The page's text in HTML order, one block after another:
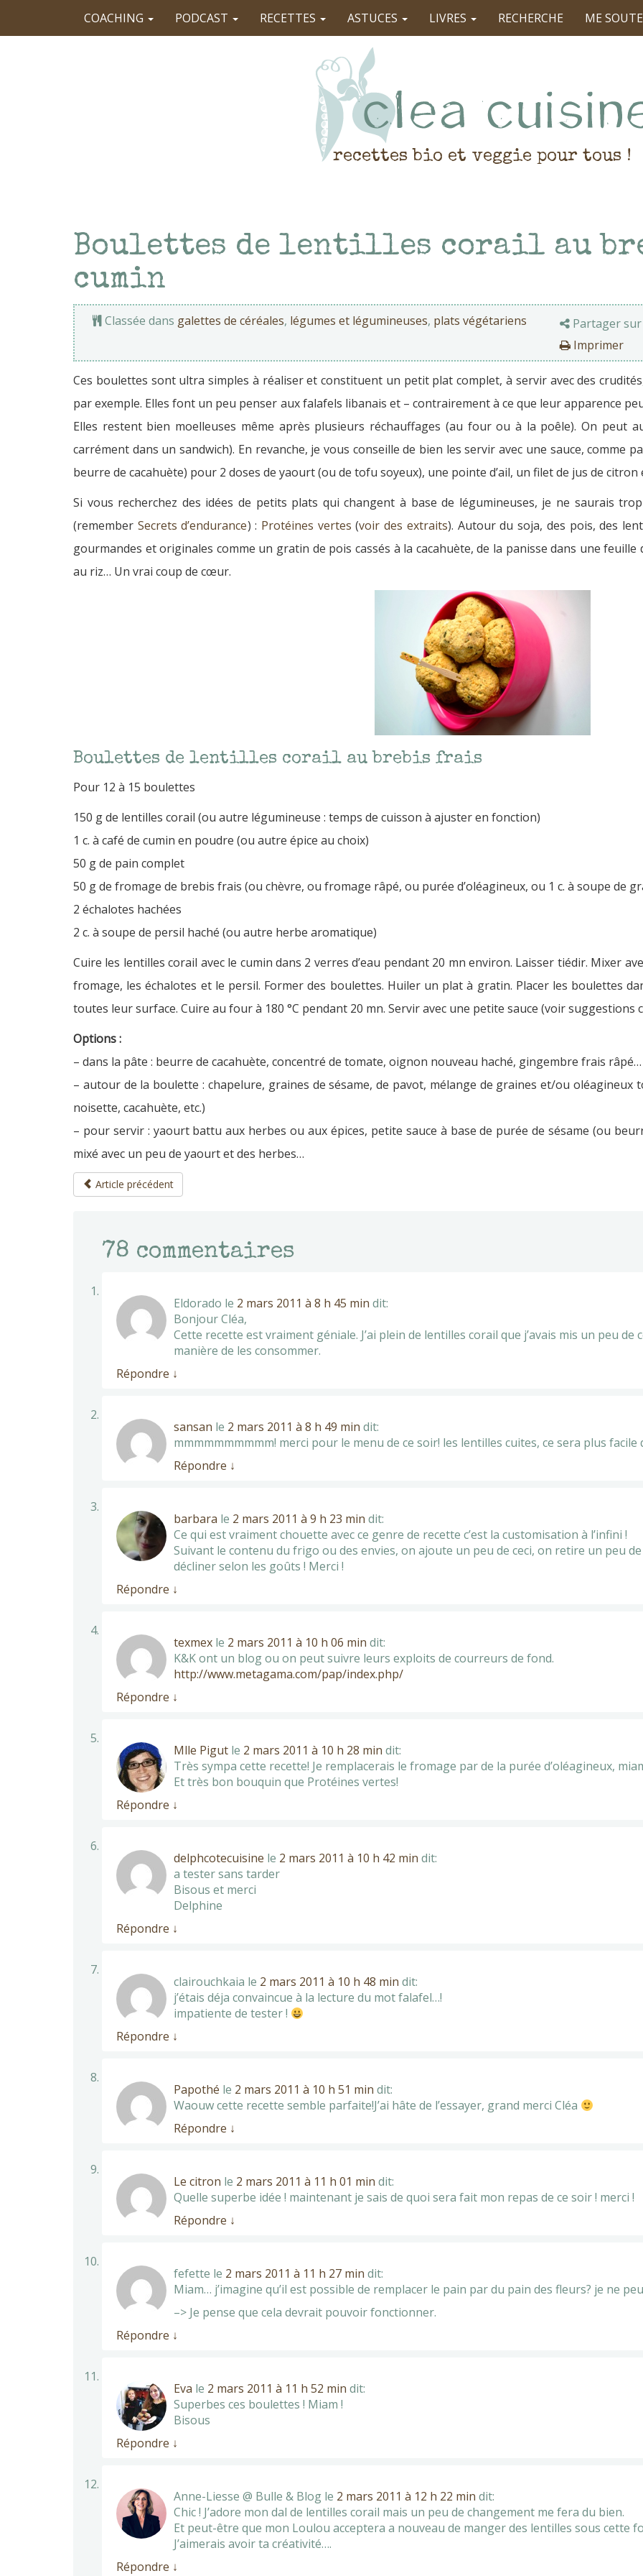
COACHING PODCAST RECETTES ASTUCES LIVRES RECHERCHE ME
recettes bio et veggie pour tous !
Boulettes de lentilles corail au
cumin
Classée dans galettes de céréales, légumes et légumineuses, plats végétariens
Partager
Imprimer
Ces boulettes sont ultra simples à réaliser et constituent un petit plat complet, à servir avec des
par exemple. Elles font un peu penser aux falafels libanais et – contrairement à ce que leur apparence
Elles restent bien moelleuses même après plusieurs réchauffages (au four ou à la poêle). On peut
carrément dans un sandwich). En revanche, je vous conseille de bien les servir avec une sauce, comme
beurre de cacahuète) pour 2 doses de yaourt (ou de tofu soyeux), une pointe d’ail, un filet de jus de
Si vous recherchez des idées de petits plats qui changent à base de légumineuses, je ne saurais
(remember Secrets d’endurance) : Protéines vertes (voir des extraits). Autour du soja, des pois, des
gourmandes et originales comme un gratin de pois cassés à la cacahuète, de la panisse dans une
au riz… Un vrai coup de cœur.
Boulettes de lentilles corail au brebis frais
Pour 12 à 15 boulettes
150 g de lentilles corail (ou autre légumineuse : temps de cuisson à ajuster en fonction)
1 c. à café de cumin en poudre (ou autre épice au choix)
50 g de pain complet
50 g de fromage de brebis frais (ou chèvre, ou fromage râpé, ou purée d’oléagineux, ou 1 c. à soupe de
2 échalotes hachées
2 c. à soupe de persil haché (ou autre herbe aromatique)
Cuire les lentilles corail avec le cumin dans 2 verres d’eau pendant 20 mn environ. Laisser tiédir. Mixer
fromage, les échalotes et le persil. Former des boulettes. Huiler un plat à gratin. Placer les boulettes
toutes leur surface. Cuire au four à 180 °C pendant 20 mn. Servir avec une petite sauce (voir suggestions
Options :
– dans la pâte : beurre de cacahuète, concentré de tomate, oignon nouveau haché, gingembre frais râpé…
– autour de la boulette : chapelure, graines de sésame, de pavot, mélange de graines et/ou
noisette, cacahuète, etc.)
– pour servir : yaourt battu aux herbes ou aux épices, petite sauce à base de purée de sésame (ou
mixé avec un peu de yaourt et des herbes…
Article précédent
78 commentaires
Eldorado le 2 mars 2011 à 8 h 45 min dit:
Bonjour Cléa,
Cette recette est vraiment géniale. J’ai plein de lentilles corail que j’avais mis un peu
manière de les consommer.
Répondre ↓
sansan le 2 mars 2011 à 8 h 49 min dit:
mmmmmmmmmm! merci pour le menu de ce soir! les lentilles cuites, ce sera plus facile
Répondre ↓
barbara le 2 mars 2011 à 9 h 23 min dit:
Ce qui est vraiment chouette avec ce genre de recette c’est la customisation à l’infini !
Suivant le contenu du frigo ou des envies, on ajoute un peu de ceci, on retire un peu
décliner selon les goûts ! Merci !
Répondre ↓
texmex le 2 mars 2011 à 10 h 06 min dit:
K&K ont un blog ou on peut suivre leurs exploits de courreurs de fond.
http://www.metagama.com/pap/index.php/
Répondre ↓
Mlle Pigut le 2 mars 2011 à 10 h 28 min dit:
Très sympa cette recette! Je remplacerais le fromage par de la purée d’oléagineux,
Et très bon bouquin que Protéines vertes!
Répondre ↓
delphcotecuisine le 2 mars 2011 à 10 h 42 min dit:
a tester sans tarder
Bisous et merci
Delphine
Répondre ↓
clairouchkaia le 2 mars 2011 à 10 h 48 min dit:
j’étais déja convaincue à la lecture du mot falafel…!
impatiente de tester !
Répondre ↓
Papothé le 2 mars 2011 à 10 h 51 min dit:
Waouw cette recette semble parfaite!J’ai hâte de l’essayer, grand merci Cléa
Répondre ↓
Le citron le 2 mars 2011 à 11 h 01 min dit:
Quelle superbe idée ! maintenant je sais de quoi sera fait mon repas de ce soir ! merci !
Répondre ↓
fefette le 2 mars 2011 à 11 h 27 min dit:
Miam… j’imagine qu’il est possible de remplacer le pain par du pain des fleurs? je ne
–> Je pense que cela devrait pouvoir fonctionner.
Répondre ↓
Eva le 2 mars 2011 à 11 h 52 min dit:
Superbes ces boulettes ! Miam !
Bisous
Répondre ↓
Anne-Liesse @ Bulle & Blog le 2 mars 2011 à 12 h 22 min dit:
Chic ! J’adore mon dal de lentilles corail mais un peu de changement me fera du bien.
Et peut-être que mon Loulou acceptera a nouveau de manger des lentilles sous cette
J’aimerais avoir ta créativité….
Répondre ↓